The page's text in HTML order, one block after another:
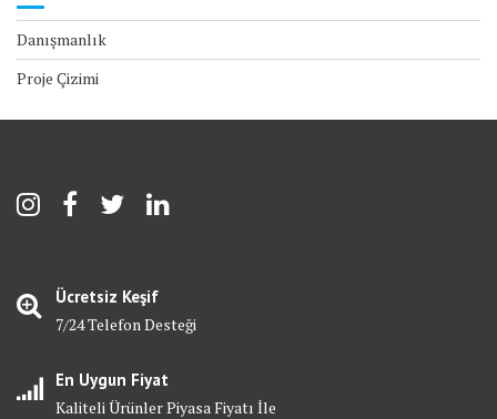
Danışmanlık
Proje Çizimi
Ücretsiz Keşif
7/24 Telefon Desteği
En Uygun Fiyat
Kaliteli Ürünler Piyasa Fiyatı İle